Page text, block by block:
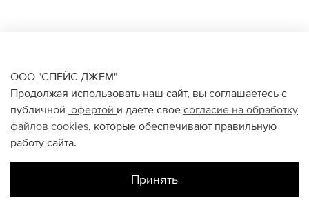
ООО "СПЕЙС ДЖЕМ"
Продолжая использовать наш сайт, вы соглашаетесь с
публичной офертой и даете свое согласие на обработку
файлов cookies, которые обеспечивают правильную
работу сайта.
Принять